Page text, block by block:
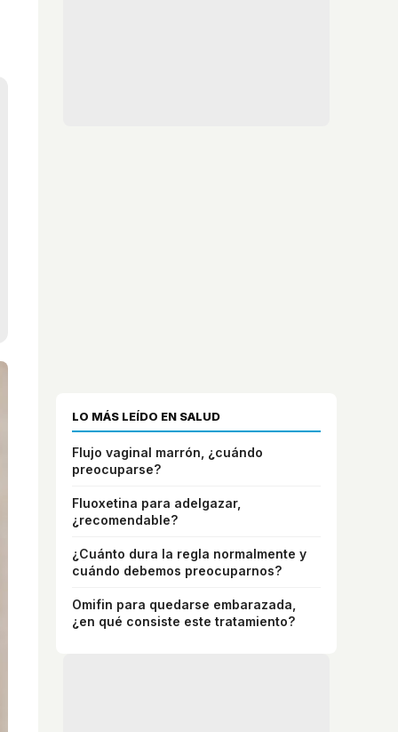
LO MÁS LEÍDO EN SALUD
Flujo vaginal marrón, ¿cuándo
preocuparse?
Fluoxetina para adelgazar,
¿recomendable?
¿Cuánto dura la regla normalmente y
cuándo debemos preocuparnos?
Omifin para quedarse embarazada,
¿en qué consiste este tratamiento?